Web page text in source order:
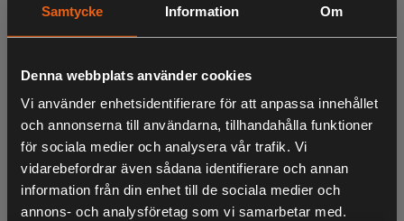
Samtycke Information Om
Denna webbplats använder cookies
Vi använder enhetsidentifierare för att anpassa innehållet
och annonserna till användarna, tillhandahålla funktioner
för sociala medier och analysera vår trafik. Vi
vidarebefordrar även sådana identifierare och annan
information från din enhet till de sociala medier och
annons- och analysföretag som vi samarbetar med.
sammanstötning med små föremål (pinnar eller stenar),
vilket gör att sammanstötningen kan ske utan skador.
Skruvar ingår.
LIKNANDE PRODUKTER